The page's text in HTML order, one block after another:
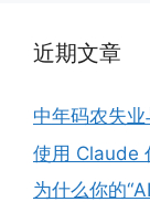
近期文章
中年码农失
使用 Claude
为什么你的